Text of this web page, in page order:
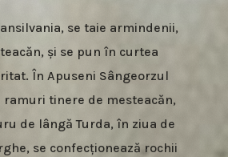
se taie armindenii,
și se pun în curtea
În Apuseni Sângeorzul
ramuri tinere de mesteacăn,
de lângă Turda, în ziua de
se confecționează rochii